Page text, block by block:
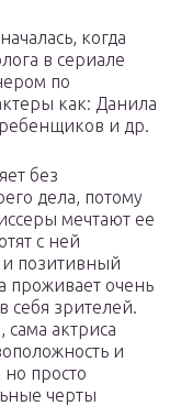
когда
в сериале
по
как: Данила
и др.
без
дела, потому
мечтают ее
с ней
и позитивный
проживает очень
себя зрителей.
сама актриса
и
просто
черты